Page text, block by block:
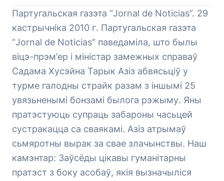
Партугальская газэта “Jornal de Noticias”. 29
кастрычніка 2010 г. Партугальская газэта
“Jornal de Noticias” паведаміла, што былы
віцэ-прэм’ер і міністар замежных справаў
Садама Хусэйна Тарык Азіз абвясьціў у
турме галодны страйк разам з іншымі 25
увязьненымі бонзамі былога рэжыму. Яны
пратэстуюць супраць забароны часьцей
сустракацца са сваякамі. Азіз атрымаў
сьмяротны вырак за свае злачынствы. Наш
камэнтар: Заўсёды цікавы гуманітарны
пратэст з боку асобаў, якія вызначыліся